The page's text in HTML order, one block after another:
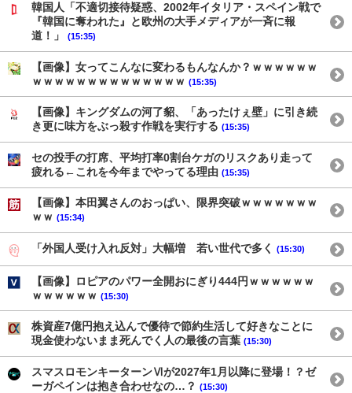
韓国人「不適切接待疑惑、2002年イタリア・スペイン戦で
『韓国に奪われた』と欧州の大手メディアが一斉に報
道！」
(15:35)
【画像】女ってこんなに変わるもんなんか？ｗｗｗｗｗｗ
ｗｗｗｗｗｗｗｗｗｗｗｗｗｗ (15:35)
【画像】キングダムの河了貂、「あったけぇ壁」に引き続
き更に味方をぶっ殺す作戦を実行する (15:35)
セの投手の打席、平均打率0割台ケガのリスクあり走って
疲れる←これを今年までやってる理由 (15:35)
【画像】本田翼さんのおっぱい、限界突破ｗｗｗｗｗｗｗ
ｗｗ (15:34)
「外国人受け入れ反対」大幅増 若い世代で多く (15:30)
【画像】ロピアのパワー全開おにぎり444円ｗｗｗｗｗｗ
ｗｗｗｗｗｗ (15:30)
株資産7億円抱え込んで優待で節約生活して好きなことに
現金使わないまま死んでく人の最後の言葉 (15:30)
スマスロモンキーターンⅥが2027年1月以降に登場！？ゼ
ーガペインは抱き合わせなの…？ (15:30)